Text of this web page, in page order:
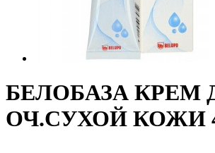
БЕЛОБАЗА КРЕМ
ОЧ.СУХОЙ КОЖИ